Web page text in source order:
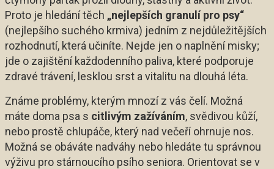
Proto je hledání těch „nejlepších granulí pro psy“
(nejlepšího suchého krmiva) jedním z nejdůležitějších
rozhodnutí, která učiníte. Nejde jen o naplnění misky;
jde o zajištění každodenního paliva, které podporuje
zdravé trávení, lesklou srst a vitalitu na dlouhá léta.
Známe problémy, kterým mnozí z vás čelí. Možná
máte doma psa s citlivým zažíváním, svědivou kůží,
nebo prostě chlupáče, který nad večeří ohrnuje nos.
Možná se obáváte nadváhy nebo hledáte tu správnou
výživu pro stárnoucího psího seniora. Orientovat se v